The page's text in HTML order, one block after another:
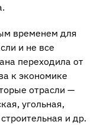
временем для
и не все
переходила от
к экономике
отрасли —
угольная,
и др.